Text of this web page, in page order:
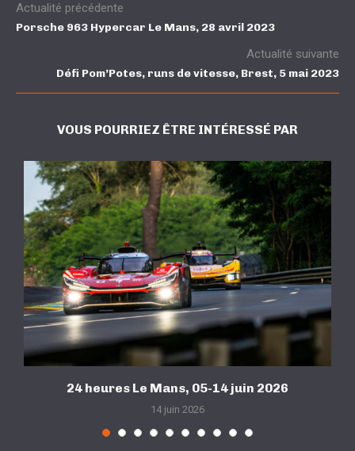
Actualité précédente
Porsche 963 Hypercar Le Mans, 28 avril 2023
Actualité suivante
Défi Pom’Potes, runs de vitesse, Brest, 5 mai 2023
VOUS POURRIEZ ÊTRE INTÉRESSÉ PAR
24 heures Le Mans, 05-14 juin 2026
14 juin 2026